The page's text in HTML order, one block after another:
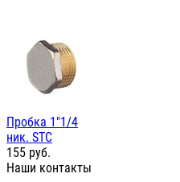
Пробка 1"1/4
ник. STC
155 руб.
Наши контакты